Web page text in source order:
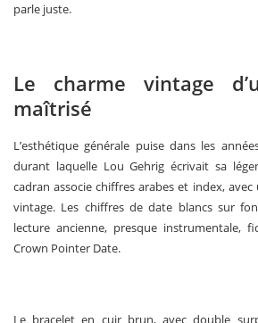
parle juste.
Le charme vintage
maîtrisé
L’esthétique générale puise dans les
durant laquelle Lou Gehrig écrivait sa
cadran associe chiffres arabes et index,
vintage. Les chiffres de date blancs sur
lecture ancienne, presque instrumentale,
Crown Pointer Date.
Le bracelet en cuir brun, avec double